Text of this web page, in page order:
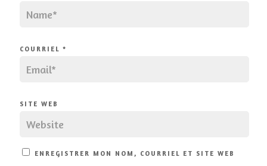
COURRIEL *
SITE WEB
ENREGISTRER MON NOM, COURRIEL ET SITE WEB